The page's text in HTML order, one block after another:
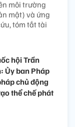
môi trường
mật) và ứng
tóm tắt tài
hội Trần
Ủy ban Pháp
chủ động
thể chế phát